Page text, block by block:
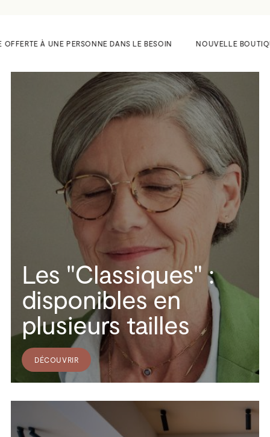
À UNE PERSONNE DANS LE BESOIN NOUVELLE
Les "Classiques" :
disponibles en
plusieurs tailles
DÉCOUVRIR